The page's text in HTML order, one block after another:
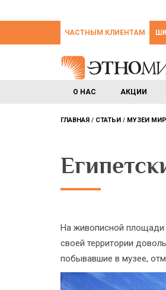
ЧАСТНЫМ КЛИЕНТАМ
О НАС АКЦИИ
ГЛАВНАЯ СТАТЬИ МУЗЕИ
На живописной площади
своей территории
побывавшие в музее,